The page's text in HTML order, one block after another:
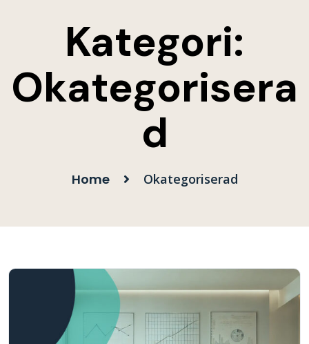
Kategori:
Okategorisera
d
Home Okategoriserad